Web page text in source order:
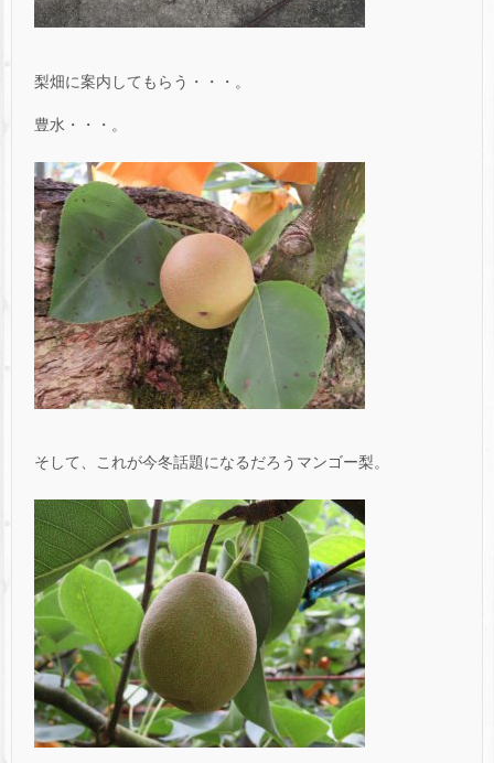
梨畑に案内してもらう・・・。
豊水・・・。
そして、これが今冬話題になるだろうマンゴー梨。